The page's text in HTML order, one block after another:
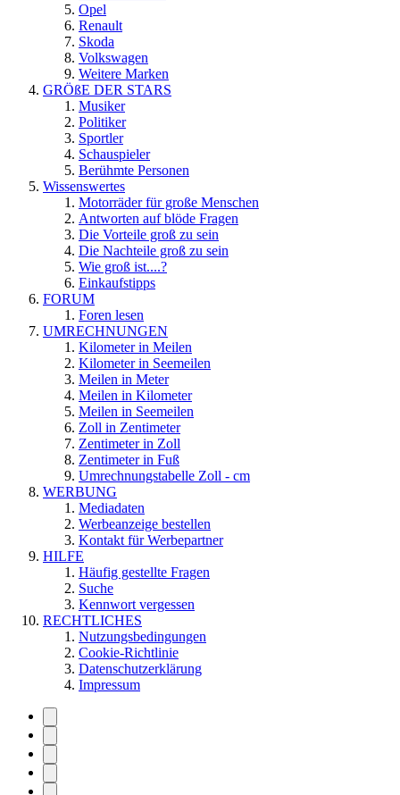
Opel
Renault
Skoda
Volkswagen
Weitere Marken
GRÖßE DER STARS
Musiker
Politiker
Sportler
Schauspieler
Berühmte Personen
Wissenswertes
Motorräder für große Menschen
Antworten auf blöde Fragen
Die Vorteile groß zu sein
Die Nachteile groß zu sein
Wie groß ist....?
Einkaufstipps
FORUM
Foren lesen
UMRECHNUNGEN
Kilometer in Meilen
Kilometer in Seemeilen
Meilen in Meter
Meilen in Kilometer
Meilen in Seemeilen
Zoll in Zentimeter
Zentimeter in Zoll
Zentimeter in Fuß
Umrechnungstabelle Zoll - cm
WERBUNG
Mediadaten
Werbeanzeige bestellen
Kontakt für Werbepartner
HILFE
Häufig gestellte Fragen
Suche
Kennwort vergessen
RECHTLICHES
Nutzungsbedingungen
Cookie-Richtlinie
Datenschutzerklärung
Impressum